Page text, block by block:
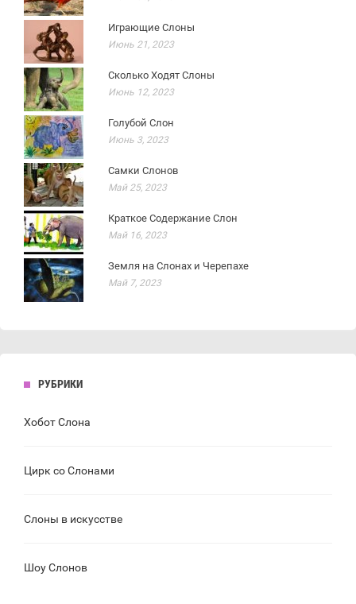
Играющие Слоны
Июнь 21, 2023
Сколько Ходят Слоны
Июнь 12, 2023
Голубой Слон
Июнь 3, 2023
Самки Слонов
Май 25, 2023
Краткое Содержание Слон
Май 16, 2023
Земля на Слонах и Черепахе
Май 7, 2023
РУБРИКИ
Хобот Слона
Цирк со Слонами
Слоны в искусстве
Шоу Слонов